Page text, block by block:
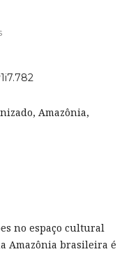
Amazônia,
no espaço cultural
Amazônia brasileira é